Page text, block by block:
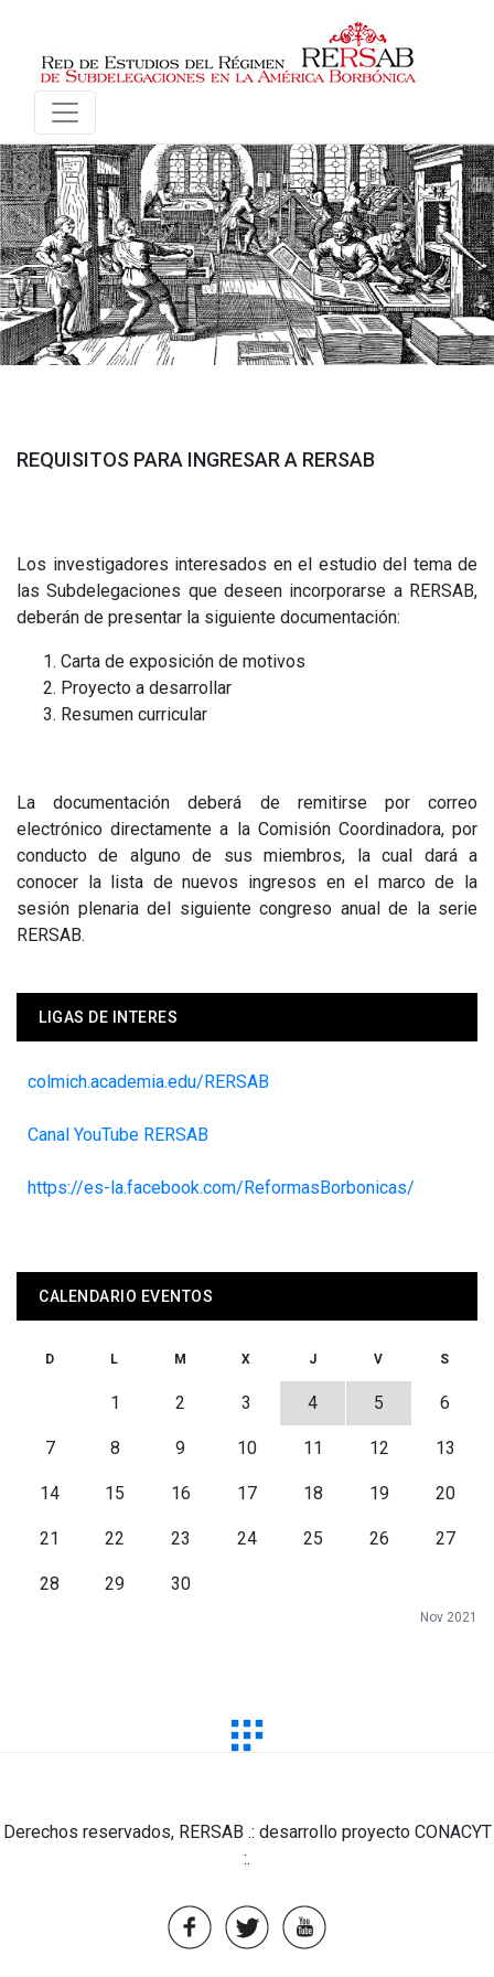
REQUISITOS PARA INGRESAR A RERSAB
Los investigadores interesados en el estudio del tema de
las Subdelegaciones que deseen incorporarse a RERSAB,
deberán de presentar la siguiente documentación:
Carta de exposición de motivos
Proyecto a desarrollar
Resumen curricular
La documentación deberá de remitirse por correo
electrónico directamente a la Comisión Coordinadora, por
conducto de alguno de sus miembros, la cual dará a
conocer la lista de nuevos ingresos en el marco de la
sesión plenaria del siguiente congreso anual de la serie
RERSAB.
LIGAS DE INTERES
colmich.academia.edu/RERSAB
Canal YouTube RERSAB
https://es-la.facebook.com/ReformasBorbonicas/
CALENDARIO EVENTOS
Nov 2021
D L M X J V S
1 2 3 4 5 6
7 8 9 10 11 12 13
14 15 16 17 18 19 20
21 22 23 24 25 26 27
28 29 30
Derechos reservados, RERSAB .: desarrollo proyecto CONACYT
:.